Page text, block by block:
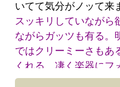
いてて気分がノッて来
スッキリしていながら
ながらガッツも有る。
ではクリーミーさもあ
くれる、凄く楽器に
逆に気付いたのは、